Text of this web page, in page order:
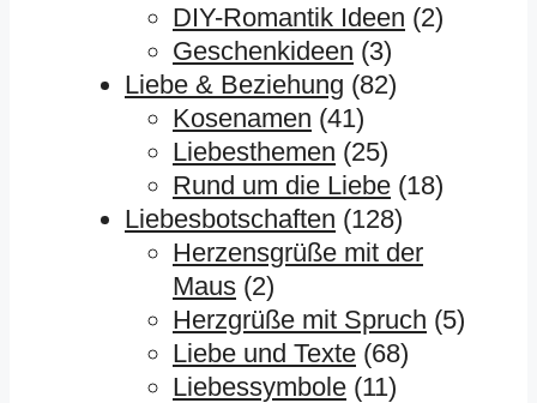
DIY-Romantik Ideen (2)
Geschenkideen (3)
Liebe & Beziehung (82)
Kosenamen (41)
Liebesthemen (25)
Rund um die Liebe (18)
Liebesbotschaften (128)
Herzensgrüße mit der
Maus (2)
Herzgrüße mit Spruch (5)
Liebe und Texte (68)
Liebessymbole (11)